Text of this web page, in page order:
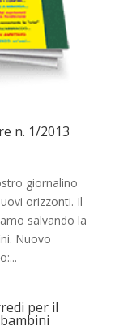
n. 1/2013
giornalino
orizzonti. Il
salvando la
Nuovo
per il